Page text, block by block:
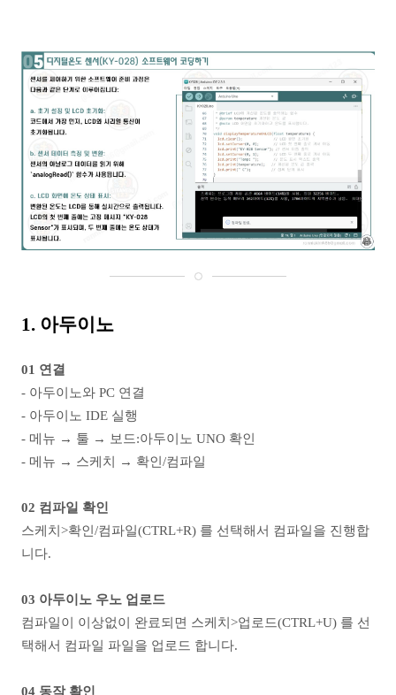
1. 아두이노
01 연결
- 아두이노와 PC 연결
- 아두이노 IDE 실행
- 메뉴 → 툴 → 보드:아두이노 UNO 확인
- 메뉴 → 스케치 → 확인/컴파일
02 컴파일 확인
스케치>확인/컴파일(CTRL+R) 를 선택해서 컴파일을 진행합
니다.
03 아두이노 우노 업로드
컴파일이 이상없이 완료되면 스케치>업로드(CTRL+U) 를 선
택해서 컴파일 파일을 업로드 합니다.
04 동작 확인